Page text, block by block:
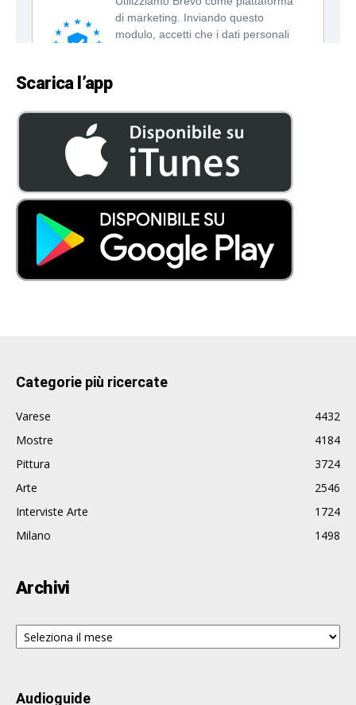
Scarica l’app
Categorie più ricercate
Varese
4432
Mostre
4184
Pittura
3724
Arte
2546
Interviste Arte
1724
Milano
1498
Archivi
Archivi
Audioguide